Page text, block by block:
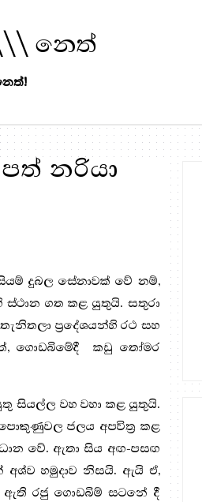
නෙත්
නරියා
දුබල සේනාවක් වේ නම්,
ගත කළ යුතුයි. සතුරා
ප්‍රදේශයන්හි රථ සහ
ගොඩබිමේදී
කඩු තෝමර
සියල්ල වහ වහා කළ යුතුයි.
පොකුණුවල ජලය අපවිත්‍ර කළ
වේ. ඇතා සිය අඟ-පසඟ
හමුදාව නිසයි. ඇයි ඒ,
ඇති රජු ගොඩබිම් සටනේ දී